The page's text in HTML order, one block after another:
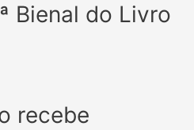
Bienal do Livro
recebe